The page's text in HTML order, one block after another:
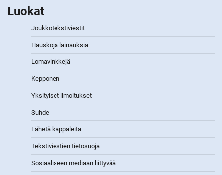
Luokat
Joukkotekstiviestit
Hauskoja lainauksia
Lomavinkkejä
Kepponen
Yksityiset ilmoitukset
Suhde
Lähetä kappaleita
Tekstiviestien tietosuoja
Sosiaaliseen mediaan liittyvää